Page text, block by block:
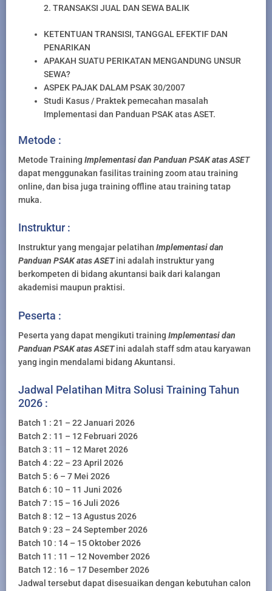
2. TRANSAKSI JUAL DAN SEWA BALIK
KETENTUAN TRANSISI, TANGGAL EFEKTIF DAN
PENARIKAN
APAKAH SUATU PERIKATAN MENGANDUNG UNSUR
SEWA?
ASPEK PAJAK DALAM PSAK 30/2007
Studi Kasus / Praktek pemecahan masalah
Implementasi dan Panduan PSAK atas ASET.
Metode :
Metode Training Implementasi dan Panduan PSAK atas ASET
dapat menggunakan fasilitas training zoom atau training
online, dan bisa juga training offline atau training tatap
muka.
Instruktur :
Instruktur yang mengajar pelatihan Implementasi dan
Panduan PSAK atas ASETini adalah instruktur yang
berkompeten di bidang akuntansi baik dari kalangan
akademisi maupun praktisi.
Peserta :
Peserta yang dapat mengikuti training Implementasi dan
Panduan PSAK atas ASETini adalah staff sdm atau karyawan
yang ingin mendalami bidang Akuntansi.
Jadwal Pelatihan Mitra Solusi Training Tahun
2026 :
Batch 1 : 21 – 22 Januari 2026
Batch 2 : 11 – 12 Februari 2026
Batch 3 : 11 – 12 Maret 2026
Batch 4 : 22 – 23 April 2026
Batch 5 : 6 – 7 Mei 2026
Batch 6 : 10 – 11 Juni 2026
Batch 7 : 15 – 16 Juli 2026
Batch 8 : 12 – 13 Agustus 2026
Batch 9 : 23 – 24 September 2026
Batch 10 : 14 – 15 Oktober 2026
Batch 11 : 11 – 12 November 2026
Batch 12 : 16 – 17 Desember 2026
Jadwal tersebut dapat disesuaikan dengan kebutuhan calon